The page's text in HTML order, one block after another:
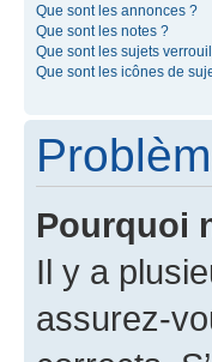
Que sont les annonces ?
Que sont les notes ?
Que sont les sujets
Que sont les icônes de
Pourquoi
Il y a
assurez-